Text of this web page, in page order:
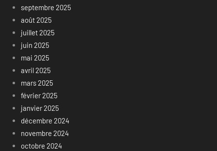
septembre 2025
août 2025
juillet 2025
juin 2025
mai 2025
avril 2025
mars 2025
février 2025
janvier 2025
décembre 2024
novembre 2024
octobre 2024